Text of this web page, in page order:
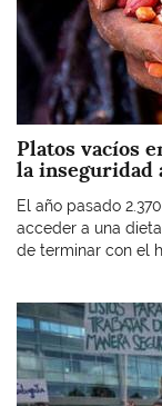
Platos vacíos
la inseguridad
El año pasado
acceder a una
de terminar con el
Imagen